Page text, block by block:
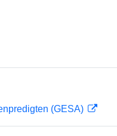
(GESA)